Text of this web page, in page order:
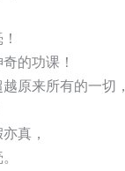
的功课！
原来所有的一切，
真，